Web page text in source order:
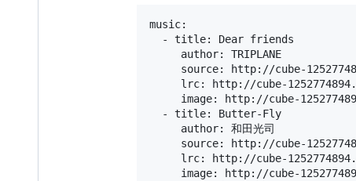
music:
  - title: Dear friends
     author: TRIPLANE
source: http://cube-
lrc: http://cube-
image: http://cube-
  - title: Butter-Fly
     author: 和田光司
source: http://cube-
lrc: http://cube-
image: http://cube-